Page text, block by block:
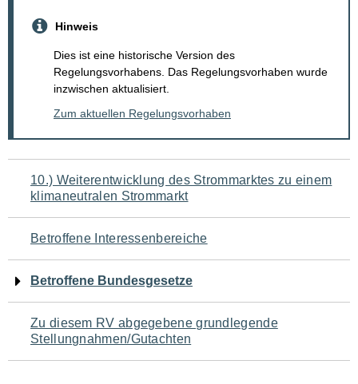
Hinweis
Dies ist eine historische Version des
Regelungsvorhabens. Das Regelungsvorhaben wurde
inzwischen aktualisiert.
Zum aktuellen Regelungsvorhaben
Navigation
für
den
Seiteninhalt
10.) Weiterentwicklung des Strommarktes zu einem
klimaneutralen Strommarkt
Betroffene Interessenbereiche
Betroffene Bundesgesetze
Zu diesem RV abgegebene grundlegende
Stellungnahmen/Gutachten